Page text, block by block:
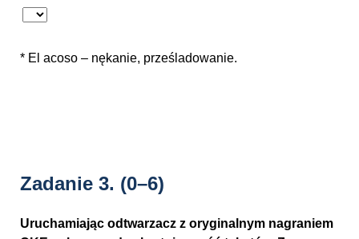
* El acoso – nękanie, prześladowanie.
Zadanie 3. (0–6)
Uruchamiając odtwarzacz z oryginalnym nagraniem